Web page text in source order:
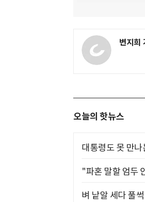
변지희
오늘의 핫뉴스
대통령도 못 만
"파혼 말할 엄두
벼 낱알 세다 풀